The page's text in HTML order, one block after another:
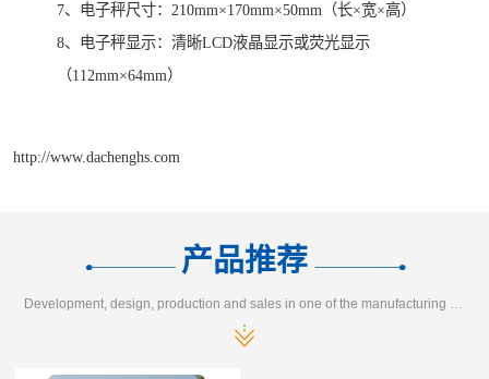
7、电子秤尺寸：210mm×170mm×50mm（长×宽×高）
8、电子秤显示：清晰LCD液晶显示或荧光显示
（112mm×64mm）
http://www.dachenghs.com
产品推荐